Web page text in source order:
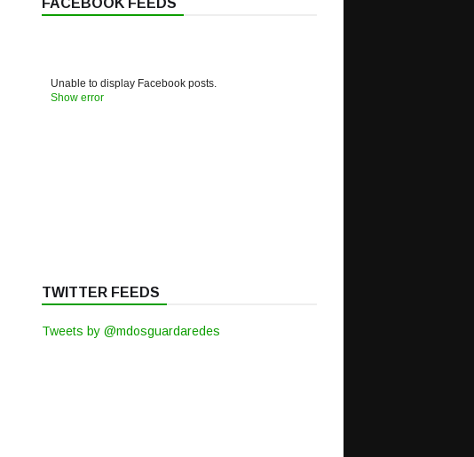
FACEBOOK FEEDS
Unable to display Facebook posts.
Show error
TWITTER FEEDS
Tweets by @mdosguardaredes